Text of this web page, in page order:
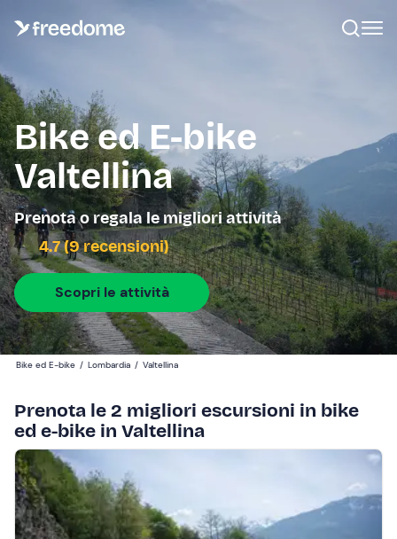
Bike ed E-bike
Valtellina
Prenota o regala le migliori attività
4.7 (9 recensioni)
Scopri le attività
Bike ed E-bike / Lombardia / Valtellina
Prenota le 2 migliori escursioni in bike
ed e-bike in Valtellina